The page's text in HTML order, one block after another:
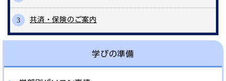
学びの準備
共済・保険のご案内